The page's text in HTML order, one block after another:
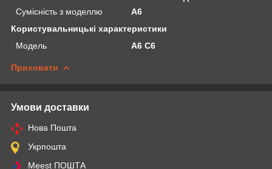
Сумісність з моделлю
A6
Користувальницькі характеристики
Мoдель
A6 C6
Приховати
Умови доставки
Нова Пошта
Укрпошта
Meest ПОШТА